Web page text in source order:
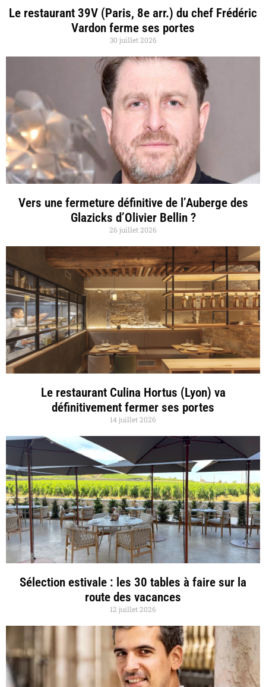
Le restaurant 39V (Paris, 8e arr.) du chef Frédéric
Vardon ferme ses portes
30 juillet 2026
Vers une fermeture définitive de l’Auberge des
Glazicks d’Olivier Bellin ?
26 juillet 2026
Le restaurant Culina Hortus (Lyon) va
définitivement fermer ses portes
14 juillet 2026
Sélection estivale : les 30 tables à faire sur la
route des vacances
12 juillet 2026